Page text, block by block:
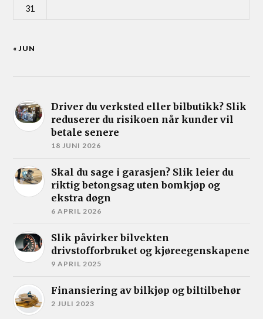
31
« JUN
Driver du verksted eller bilbutikk? Slik
reduserer du risikoen når kunder vil
betale senere
18 JUNI 2026
Skal du sage i garasjen? Slik leier du
riktig betongsag uten bomkjøp og
ekstra døgn
6 APRIL 2026
Slik påvirker bilvekten
drivstofforbruket og kjøreegenskapene
9 APRIL 2025
Finansiering av bilkjøp og biltilbehør
2 JULI 2023